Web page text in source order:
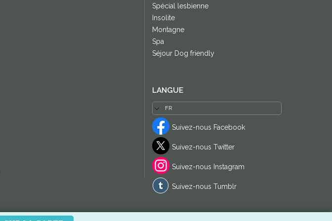
Spécial lesbienne
Insolite
Montagne
Spa
Séjour Dog friendly
LANGUE
Suivez-nous Facebook
Suivez-nous Twitter
Suivez-nous Instagram
Suivez-nous Tumblr